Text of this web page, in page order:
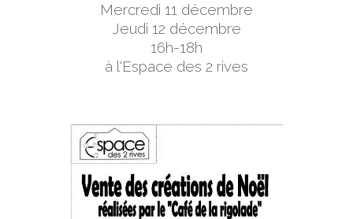
Mercredi 11 décembre
Jeudi 12 décembre
16h-18h
à l'Espace des 2 rives